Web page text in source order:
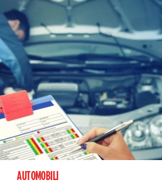
AUTOMOBILI